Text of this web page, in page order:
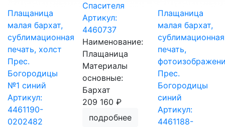
Плащаница
малая бархат,
сублимационная
печать, холст
Прес.
Богородицы
№1 синий
Артикул:
4461190-
0202482
Спасителя
Артикул:
4460737
Наименование:
Плащаница
Материалы
основные:
Бархат
209 160 ₽
подробнее
Плащаница
малая бархат,
сублимационная
печать,
Прес.
Богородицы
синий
Артикул:
4461188-